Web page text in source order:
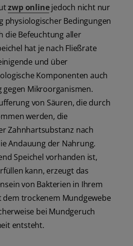
zwp onlinejedoch nicht nur
physiologischer Bedingungen
die Befeuchtung aller
hat je nach Fließrate
und über
Komponenten auch
Mikroorganismen.
von Säuren, die durch
werden, die
Zahnhartsubstanz nach
Andauung der Nahrung.
Speichel vorhanden ist,
kann, erzeugt das
von Bakterien in Ihrem
trockenem Mundgewebe
bei Mundgeruch
entsteht.